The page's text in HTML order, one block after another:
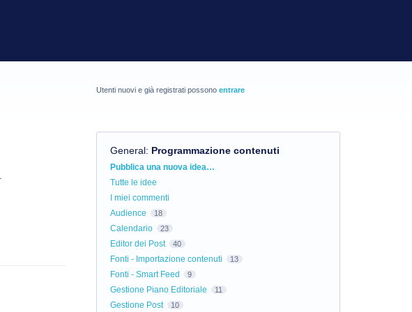
Utenti nuovi e già registrati possono entrare
General: Programmazione contenuti
Categorie
Pubblica una nuova idea…
Tutte le idee
I miei commenti
Audience
18
Calendario 23
Editor dei Post 40
Fonti - Importazione contenuti 13
Fonti - Smart Feed 9
Gestione Piano Editoriale 11
Gestione Post 10